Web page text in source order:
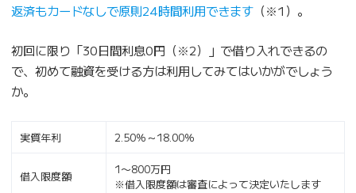
返済もカードなしで原則24時間利用できます（※1）。
初回に限り「30日間利息0円（※2）」で借り入れできるの
で、初めて融資を受ける方は利用してみてはいかがでしょう
か。
実質年利 2.50％～18.00％
借入限度額
1〜800万円
※借入限度額は審査によって決定いたします